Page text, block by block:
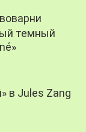
темный
в Jules Zang